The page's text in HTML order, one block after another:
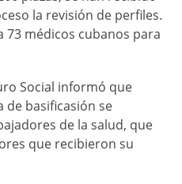
la revisión de perfiles.
médicos cubanos para
Social informó que
de basificasión se
de la salud, que
que recibieron su